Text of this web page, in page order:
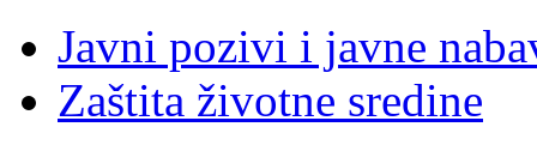
Javni pozivi i javne
Zaštita životne sredine